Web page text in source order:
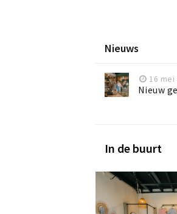
Nieuws
16 mei
Nieuw
In de buurt